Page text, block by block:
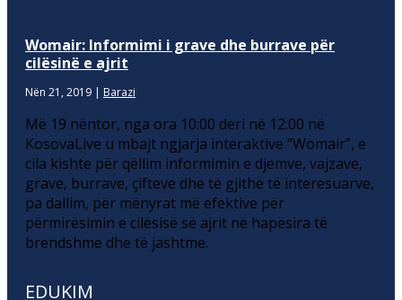
Womair: Informimi i grave dhe burrave për
cilësinë e ajrit
Nën 21, 2019 | Barazi
Më 19 nëntor, nga ora 10:00 deri në 12:00 në
KosovaLive u mbajt ngjarja interaktive “Womair”, e
cila kishte për qëllim informimin e djemve, vajzave,
grave, burrave, çifteve dhe të gjithë të interesuarve,
pa dallim, për mënyrat më efektive për
përmirësimin e cilësisë së ajrit në hapësira të
brendshme dhe të jashtme.
EDUKIM